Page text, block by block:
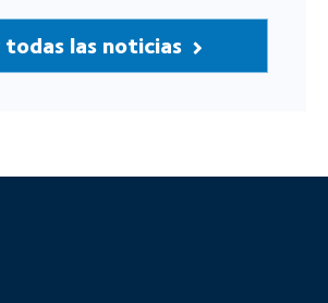
todas las noticias